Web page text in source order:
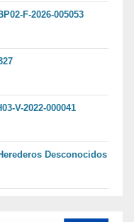
F-2026-005053
V-2022-000041
Desconocidos